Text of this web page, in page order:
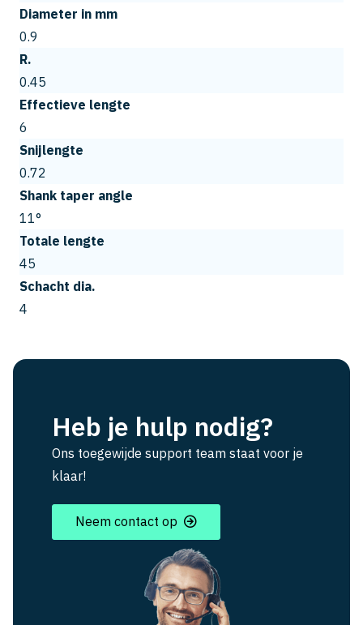
Diameter in mm
0.9
R.
0.45
Effectieve lengte
6
Snijlengte
0.72
Shank taper angle
11°
Totale lengte
45
Schacht dia.
4
Heb je hulp nodig?
Ons toegewijde support team staat voor je
klaar!
Neem contact op